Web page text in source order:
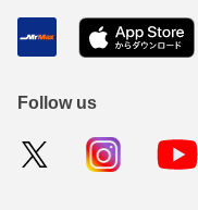
Follow us